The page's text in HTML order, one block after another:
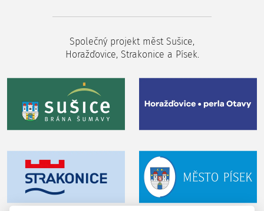
Společný projekt měst Sušice,
Horažďovice, Strakonice a Písek.